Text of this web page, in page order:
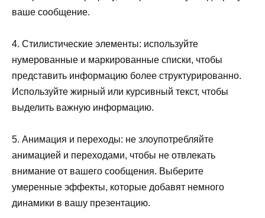
ваше сообщение.
4. Стилистические элементы: используйте
нумерованные и маркированные списки, чтобы
представить информацию более структурированно.
Используйте жирный или курсивный текст, чтобы
выделить важную информацию.
5. Анимация и переходы: не злоупотребляйте
анимацией и переходами, чтобы не отвлекать
внимание от вашего сообщения. Выберите
умеренные эффекты, которые добавят немного
динамики в вашу презентацию.